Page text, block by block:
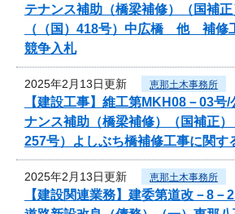
テナンス補助（橋梁補修）（国補正
（（国）418号）中広橋 他 補修
競争入札
2025年2月13日更新 恵那土木事務所
【建設工事】維工第MKH08－03
ナンス補助（橋梁補修）（国補正）
257号）よしぶち橋補修工事に関す
2025年2月13日更新 恵那土木事務所
【建設関連業務】建委第道改－8